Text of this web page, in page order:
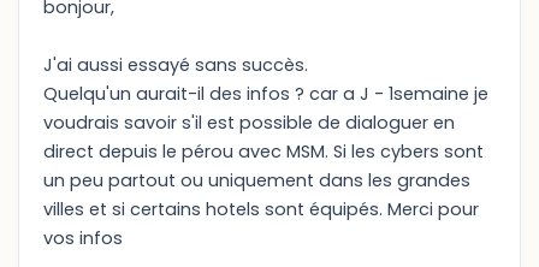
bonjour,
J'ai aussi essayé sans succès.
Quelqu'un aurait-il des infos ? car a J - 1semaine je
voudrais savoir s'il est possible de dialoguer en
direct depuis le pérou avec MSM. Si les cybers sont
un peu partout ou uniquement dans les grandes
villes et si certains hotels sont équipés. Merci pour
vos infos